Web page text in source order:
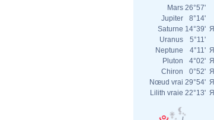
Mars 26°57'
Jupiter
8°14'
Saturne 14°39' Я
Uranus
5°11'
Neptune
4°11' Я
Pluton
4°02' Я
Chiron
0°52' Я
Nœud vrai 29°54' Я
Lilith vraie 22°13' Я